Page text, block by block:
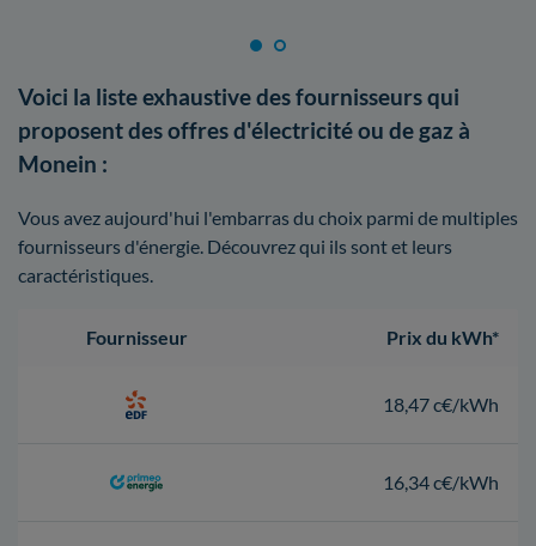
Voici la liste exhaustive des fournisseurs qui
proposent des offres d'électricité ou de gaz à
Monein :
Vous avez aujourd'hui l'embarras du choix parmi de multiples
fournisseurs d'énergie. Découvrez qui ils sont et leurs
caractéristiques.
Fournisseur Prix du kWh*
18,47 c€/kWh
16,34 c€/kWh